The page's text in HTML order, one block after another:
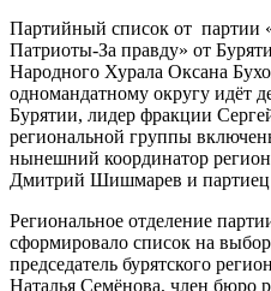
Партийный список от партии
Патриоты-За правду» от
Народного Хурала Оксана
одномандатному округу идёт
Бурятии, лидер фракции
региональной группы
нынешний координатор
Дмитрий Шишмарев и
Региональное отделение
сформировало список на
председатель бурятского
Наталья Семёнова, член бюро